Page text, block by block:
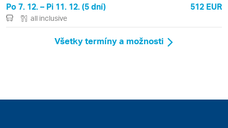
Po 7. 12. – Pi 11. 12. (5 dní) 512 EUR
all inclusive
Všetky termíny a možnosti